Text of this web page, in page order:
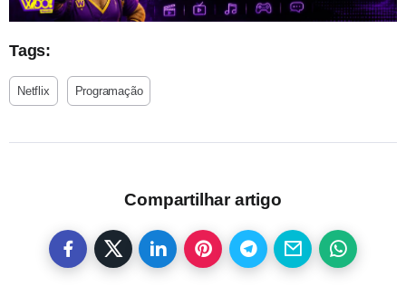
Tags:
Netflix Programação
Compartilhar artigo